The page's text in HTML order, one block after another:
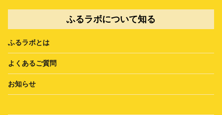
ふるラボについて知る
ふるラボとは
よくあるご質問
お知らせ